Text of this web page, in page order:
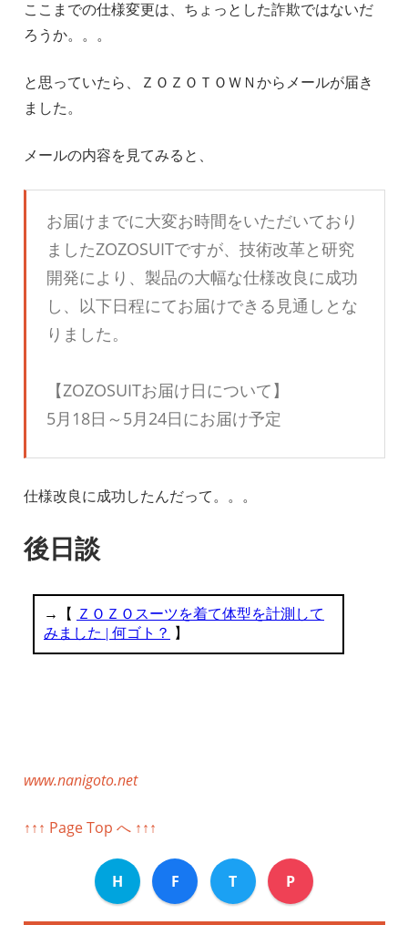
ここまでの仕様変更は、ちょっとした詐欺ではないだ
ろうか。。。
と思っていたら、ＺＯＺＯＴＯＷＮからメールが届き
ました。
メールの内容を見てみると、
お届けまでに大変お時間をいただいており
ましたZOZOSUITですが、技術改革と研究
開発により、製品の大幅な仕様改良に成功
し、以下日程にてお届けできる見通しとな
りました。
【ZOZOSUITお届け日について】
5月18日～5月24日にお届け予定
仕様改良に成功したんだって。。。
後日談
www.nanigoto.net
↑↑↑ Page Top へ ↑↑↑
H F T P